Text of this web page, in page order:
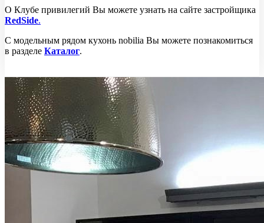
О Клубе привилегий Вы можете узнать на сайте застройщика
RedSide.
С модельным рядом кухонь nobilia Вы можете познакомиться
в разделе Каталог.